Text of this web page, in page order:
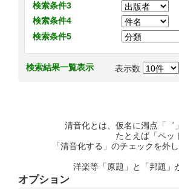
検索条件3
検索条件4
検索条件5
検索結果一覧表示 表示数
清音化とは、仮名に濁点「゛
たとえば「ペッ
「清音化する」のチェックを外
洋楽等「原題」と「邦題」
オプション